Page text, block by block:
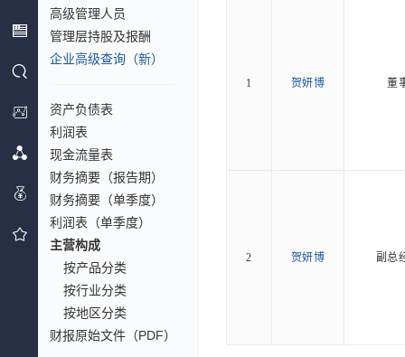
高级管理人员
管理层持股及报酬
企业高级查询（新）
资产负债表
利润表
现金流量表
财务摘要（报告期）
财务摘要（单季度）
利润表（单季度）
主营构成
按产品分类
按行业分类
按地区分类
财报原始文件（PDF）
1 贺妍博 董
2 贺妍博 副总